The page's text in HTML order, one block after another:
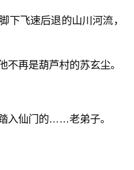
下飞速后退的山川河流，
不再是葫芦村的苏玄尘。
入仙门的……老弟子。